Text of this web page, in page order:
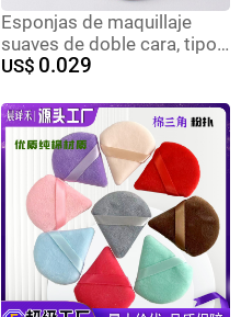
Esponjas de maquillaje
suaves de doble cara, tipo
puff, con textura de pastel
malvavisco y efecto niebla.
US$ 0.029